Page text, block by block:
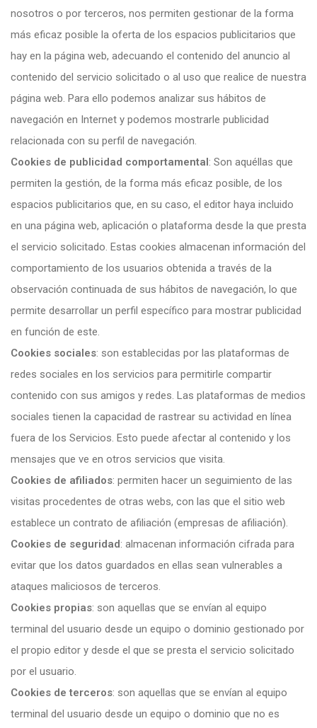
nosotros o por terceros, nos permiten gestionar de la forma
más eficaz posible la oferta de los espacios publicitarios que
hay en la página web, adecuando el contenido del anuncio al
contenido del servicio solicitado o al uso que realice de nuestra
página web. Para ello podemos analizar sus hábitos de
navegación en Internet y podemos mostrarle publicidad
relacionada con su perfil de navegación.
Cookies de publicidad comportamental : Son aquéllas que
permiten la gestión, de la forma más eficaz posible, de los
espacios publicitarios que, en su caso, el editor haya incluido
en una página web, aplicación o plataforma desde la que presta
el servicio solicitado. Estas cookies almacenan información del
comportamiento de los usuarios obtenida a través de la
observación continuada de sus hábitos de navegación, lo que
permite desarrollar un perfil específico para mostrar publicidad
en función de este.
Cookies sociales: son establecidas por las plataformas de
redes sociales en los servicios para permitirle compartir
contenido con sus amigos y redes. Las plataformas de medios
sociales tienen la capacidad de rastrear su actividad en línea
fuera de los Servicios. Esto puede afectar al contenido y los
mensajes que ve en otros servicios que visita.
Cookies de afiliados: permiten hacer un seguimiento de las
visitas procedentes de otras webs, con las que el sitio web
establece un contrato de afiliación (empresas de afiliación).
Cookies de seguridad: almacenan información cifrada para
evitar que los datos guardados en ellas sean vulnerables a
ataques maliciosos de terceros.
Cookies propias: son aquellas que se envían al equipo
terminal del usuario desde un equipo o dominio gestionado por
el propio editor y desde el que se presta el servicio solicitado
por el usuario.
Cookies de terceros: son aquellas que se envían al equipo
terminal del usuario desde un equipo o dominio que no es